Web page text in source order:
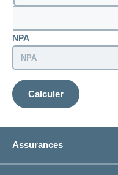
NPA
Calculer
Assurances